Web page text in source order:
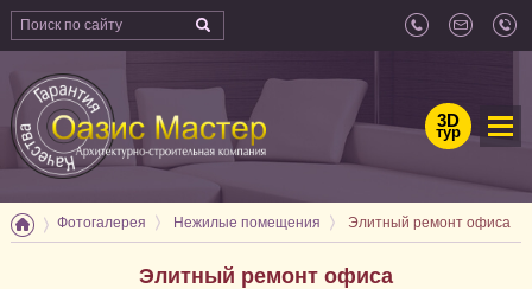
3D
тур
Фотогалерея Нежилые помещения Элитный ремонт офиса
Элитный ремонт офиса